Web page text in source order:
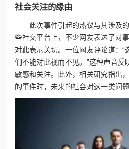
社会关注的缘由
此次事件引起的热议与其涉及的
些社交平台上，不少网友表达了对
对此表示关切。一位网友评论道：
们不能对此视而不见。”这种声音反
敏感和关注。此外，相关研究指出
的事件时，未来的社会对这一类问